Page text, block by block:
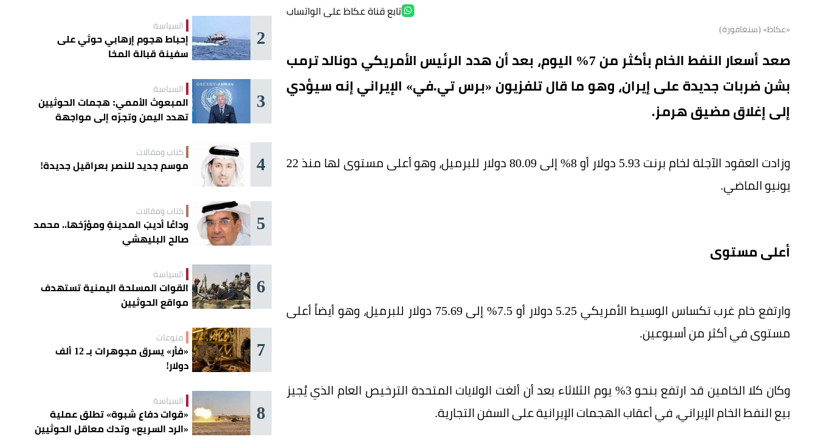
تابع قناة عكاظ على الواتساب
«عكاظ» (سنغافورة)
صعد أسعار النفط الخام بأكثر من 7% اليوم، بعد أن هدد الرئيس الأمريكي دونالد ترمب
بشن ضربات جديدة على إيران، وهو ما قال تلفزيون «برس تي.في» الإيراني إنه سيؤدي
إلى إغلاق مضيق هرمز.
وزادت العقود الآجلة لخام برنت 5.93 دولار أو 8% إلى 80.09 دولار للبرميل، وهو أعلى مستوى لها منذ 22
يونيو الماضي.
أعلى مستوى
وارتفع خام غرب تكساس الوسيط الأمريكي 5.25 دولار أو 7.5% إلى 75.69 دولار للبرميل، وهو أيضاً أعلى
مستوى في أكثر من أسبوعين.
وكان كلا الخامين قد ارتفع بنحو 3% يوم الثلاثاء بعد أن ألغت الولايات المتحدة الترخيص العام الذي يُجيز
بيع النفط الخام الإيراني، في أعقاب الهجمات الإيرانية على السفن التجارية.
2 السياسة
إحباط هجوم إرهابي حوثي على
سفينة قبالة المخا
3 السياسة
المبعوث الأممي: هجمات الحوثيين
تهدد اليمن وتجرّه إلى مواجهة
4 كتاب ومقالات
موسم جديد للنصر بعراقيل جديدة!
5 كتاب ومقالات
وداعًا أديبَ المدينةِ ومؤرّخها.. محمد
صالح البليهشي
6 السياسة
القوات المسلحة اليمنية تستهدف
مواقع الحوثيين
7 منوعات
«فأر» يسرق مجوهرات بـ 12 ألف
دولار!
8 السياسة
«قوات دفاع شبوة» تطلق عملية
«الرد السريع» وتدك معاقل الحوثيين